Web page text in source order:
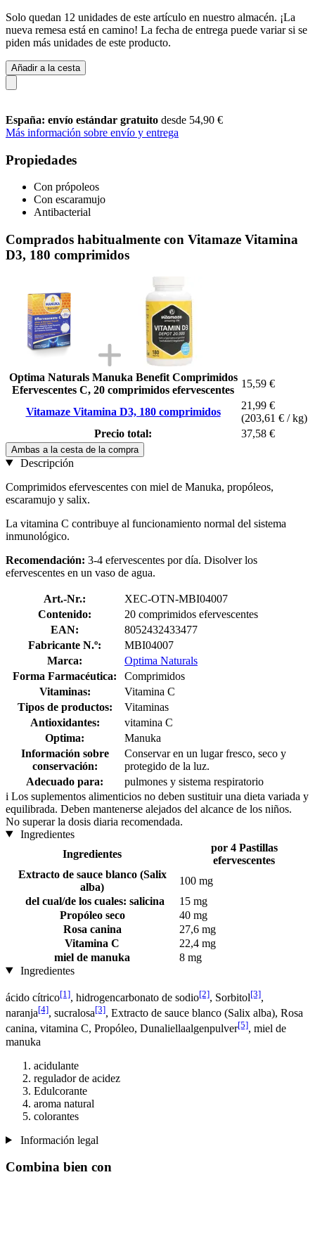
Solo quedan 12 unidades de este artículo en nuestro almacén. ¡La
nueva remesa está en camino! La fecha de entrega puede variar si se
piden más unidades de este producto.
Añadir a la cesta
España: envío estándar gratuito desde 54,90 €
Más información sobre envío y entrega
Propiedades
Con própoleos
Con escaramujo
Antibacterial
Comprados habitualmente con Vitamaze Vitamina
D3, 180 comprimidos
Optima Naturals Manuka Benefit Comprimidos
Efervescentes C, 20 comprimidos efervescentes
15,59 €
Vitamaze Vitamina D3, 180 comprimidos
21,99 €
(203,61 € / kg)
Precio total:
37,58 €
Ambas a la cesta de la compra
Descripción
Comprimidos efervescentes con miel de Manuka, propóleos,
escaramujo y salix.
La vitamina C contribuye al funcionamiento normal del sistema
inmunológico.
Recomendación: 3-4 efervescentes por día. Disolver los
efervescentes en un vaso de agua.
Art.-Nr.:
XEC-OTN-MBI04007
Contenido:
20 comprimidos efervescentes
EAN:
8052432433477
Fabricante N.º:
MBI04007
Marca:
Optima Naturals
Forma Farmacéutica:
Comprimidos
Vitaminas:
Vitamina C
Tipos de productos:
Vitaminas
Antioxidantes:
vitamina C
Optima:
Manuka
Información sobre
conservación:
Conservar en un lugar fresco, seco y
protegido de la luz.
Adecuado para:
pulmones y sistema respiratorio
i Los suplementos alimenticios no deben sustituir una dieta variada y
equilibrada. Deben mantenerse alejados del alcance de los niños.
No superar la dosis diaria recomendada.
Ingredientes
Ingredientes
por 4 Pastillas
efervescentes
Extracto de sauce blanco (Salix
alba)
100 mg
del cual/de los cuales: salicina
15 mg
Propóleo seco
40 mg
Rosa canina
27,6 mg
Vitamina C
22,4 mg
miel de manuka
8 mg
Ingredientes
ácido cítrico[1], hidrogencarbonato de sodio[2], Sorbitol[3],
naranja[4], sucralosa[3], Extracto de sauce blanco (Salix alba), Rosa
canina, vitamina C, Propóleo, Dunaliellaalgenpulver[5], miel de
manuka
acidulante
regulador de acidez
Edulcorante
aroma natural
colorantes
Información legal
Combina bien con